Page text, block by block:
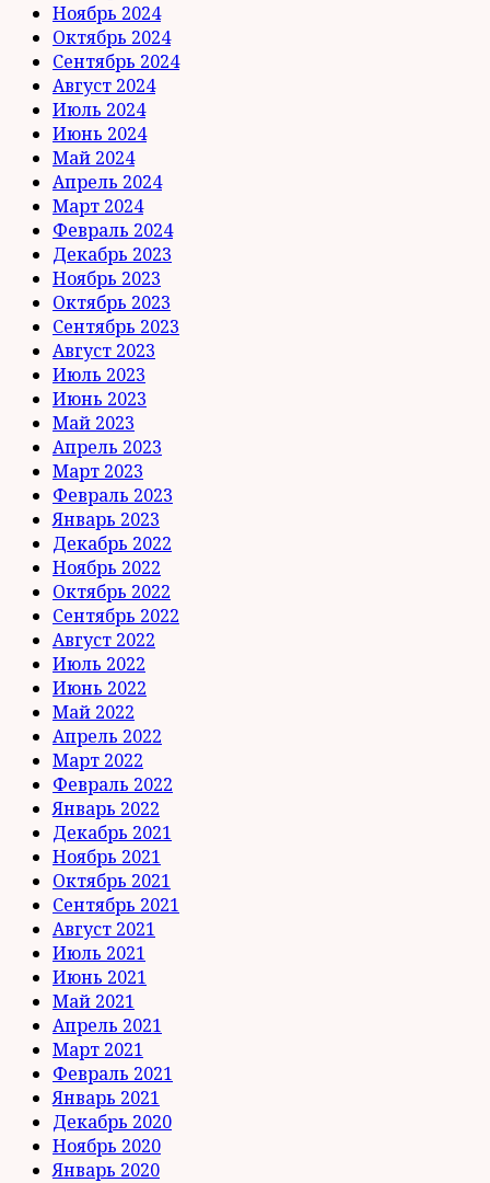
Ноябрь 2024
Октябрь 2024
Сентябрь 2024
Август 2024
Июль 2024
Июнь 2024
Май 2024
Апрель 2024
Март 2024
Февраль 2024
Декабрь 2023
Ноябрь 2023
Октябрь 2023
Сентябрь 2023
Август 2023
Июль 2023
Июнь 2023
Май 2023
Апрель 2023
Март 2023
Февраль 2023
Январь 2023
Декабрь 2022
Ноябрь 2022
Октябрь 2022
Сентябрь 2022
Август 2022
Июль 2022
Июнь 2022
Май 2022
Апрель 2022
Март 2022
Февраль 2022
Январь 2022
Декабрь 2021
Ноябрь 2021
Октябрь 2021
Сентябрь 2021
Август 2021
Июль 2021
Июнь 2021
Май 2021
Апрель 2021
Март 2021
Февраль 2021
Январь 2021
Декабрь 2020
Ноябрь 2020
Январь 2020